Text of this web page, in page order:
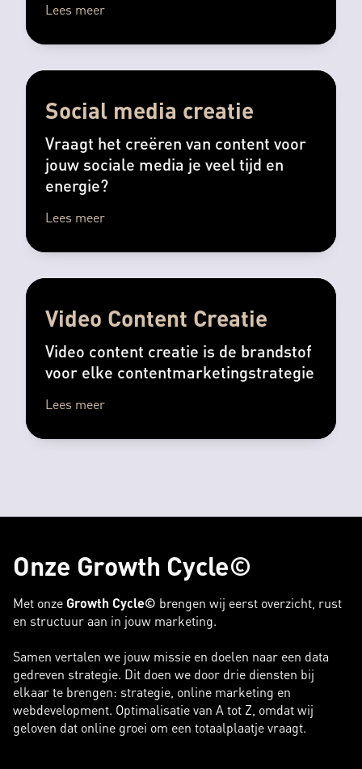
Lees meer
Social media creatie
Vraagt het creëren van content voor
jouw sociale media je veel tijd en
energie?
Lees meer
Video Content Creatie
Video content creatie is de brandstof
voor elke contentmarketingstrategie
Lees meer
Onze Growth Cycle©
Met onze Growth Cycle© brengen wij eerst overzicht, rust
en structuur aan in jouw marketing.
Samen vertalen we jouw missie en doelen naar een data
gedreven strategie. Dit doen we door drie diensten bij
elkaar te brengen: strategie, online marketing en
webdevelopment. Optimalisatie van A tot Z, omdat wij
geloven dat online groei om een totaalplaatje vraagt.